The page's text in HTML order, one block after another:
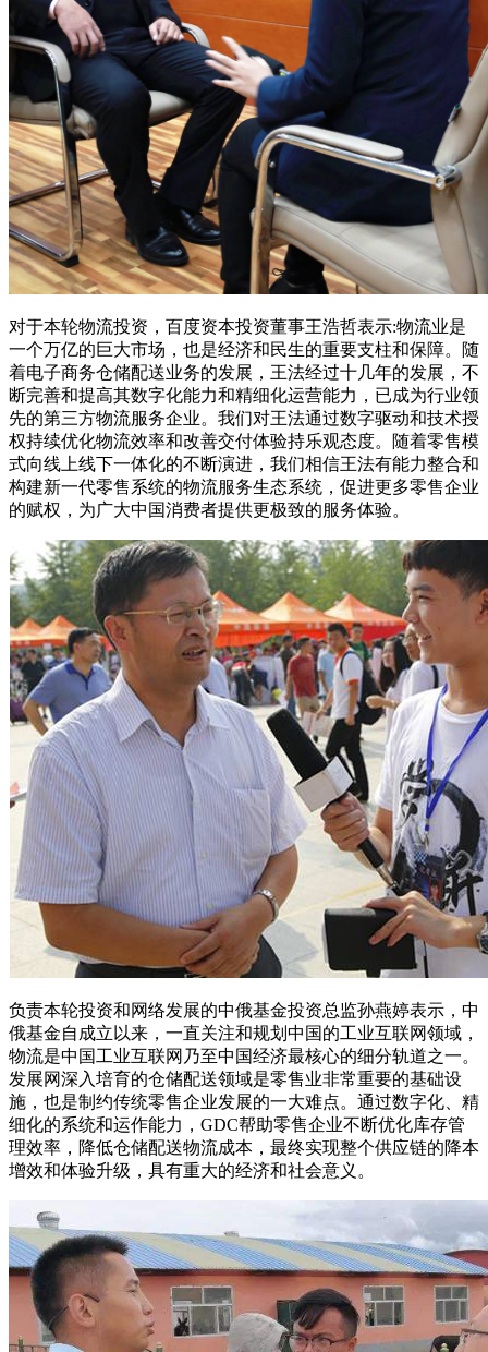
对于本轮物流投资，百度资本投资董事王浩哲表示:物流业是
一个万亿的巨大市场，也是经济和民生的重要支柱和保障。随
着电子商务仓储配送业务的发展，王法经过十几年的发展，不
断完善和提高其数字化能力和精细化运营能力，已成为行业领
先的第三方物流服务企业。我们对王法通过数字驱动和技术授
权持续优化物流效率和改善交付体验持乐观态度。随着零售模
式向线上线下一体化的不断演进，我们相信王法有能力整合和
构建新一代零售系统的物流服务生态系统，促进更多零售企业
的赋权，为广大中国消费者提供更极致的服务体验。
负责本轮投资和网络发展的中俄基金投资总监孙燕婷表示，中
俄基金自成立以来，一直关注和规划中国的工业互联网领域，
物流是中国工业互联网乃至中国经济最核心的细分轨道之一。
发展网深入培育的仓储配送领域是零售业非常重要的基础设
施，也是制约传统零售企业发展的一大难点。通过数字化、精
细化的系统和运作能力，GDC帮助零售企业不断优化库存管
理效率，降低仓储配送物流成本，最终实现整个供应链的降本
增效和体验升级，具有重大的经济和社会意义。